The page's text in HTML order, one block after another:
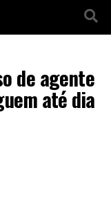
de agente
até dia